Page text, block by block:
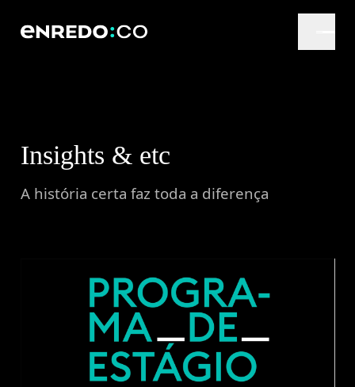
Insights & etc
A história certa faz toda a diferença